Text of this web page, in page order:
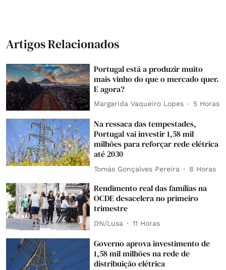
Artigos Relacionados
Portugal está a produzir muito
mais vinho do que o mercado quer.
E agora?
Margarida Vaqueiro Lopes 5 Horas
Na ressaca das tempestades,
Portugal vai investir 1,58 mil
milhões para reforçar rede elétrica
até 2030
Tomás Gonçalves Pereira 8 Horas
Rendimento real das famílias na
OCDE desacelera no primeiro
trimestre
DN/Lusa 11 Horas
Governo aprova investimento de
1,58 mil milhões na rede de
distribuição elétrica